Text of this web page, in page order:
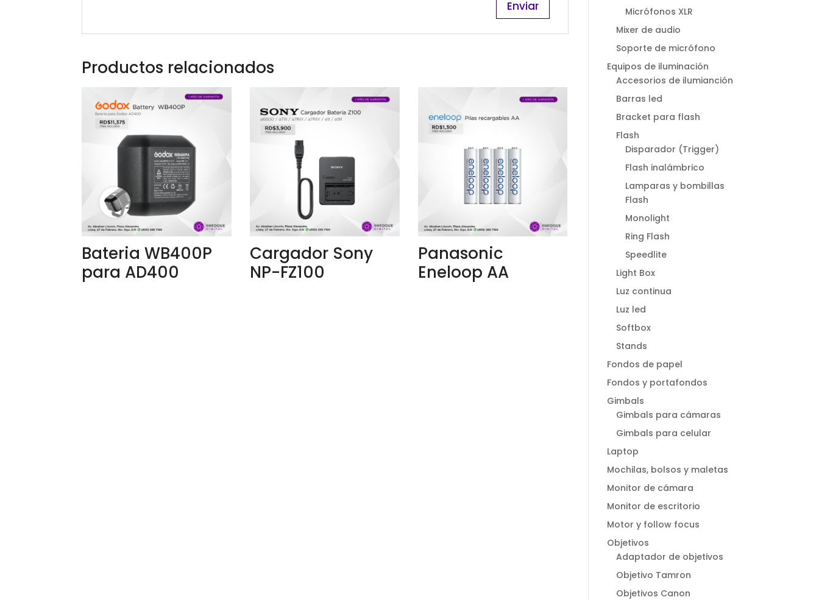
Productos relacionados
Bateria WB400P
para AD400
Cargador Sony
NP-FZ100
Panasonic
Eneloop AA
Micrófonos XLR
Mixer de audio
Soporte de micrófono
Equipos de iluminación
Accesorios de ilumianción
Barras led
Bracket para flash
Flash
Disparador (Trigger)
Flash inalámbrico
Lamparas y bombillas
Flash
Monolight
Ring Flash
Speedlite
Light Box
Luz continua
Luz led
Softbox
Stands
Fondos de papel
Fondos y portafondos
Gimbals
Gimbals para cámaras
Gimbals para celular
Laptop
Mochilas, bolsos y maletas
Monitor de cámara
Monitor de escritorio
Motor y follow focus
Objetivos
Adaptador de objetivos
Objetivo Tamron
Objetivos Canon